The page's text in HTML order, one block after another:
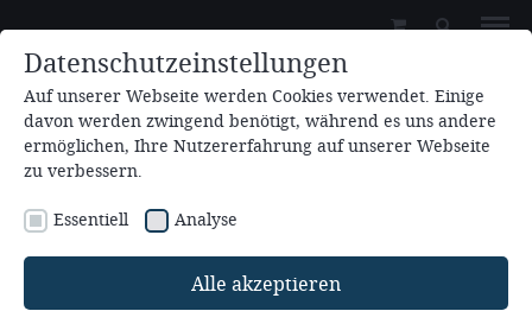
Zum Kalender hinzufügen
Datenschutzeinstellungen
Auf unserer Webseite werden Cookies verwendet. Einige
davon werden zwingend benötigt, während es uns andere
ermöglichen, Ihre Nutzererfahrung auf unserer Webseite
zu verbessern.
Essentiell Analyse
Alle akzeptieren